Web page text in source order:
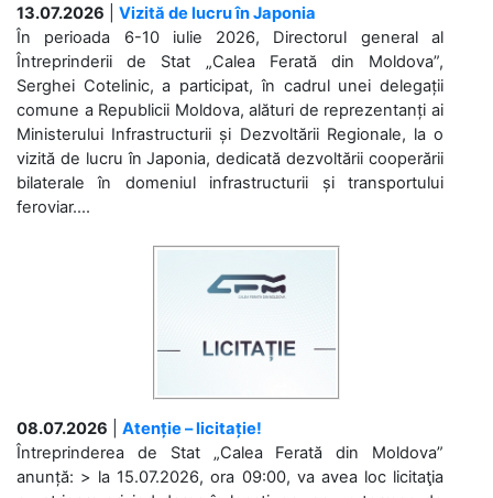
13.07.2026
Vizită de lucru în Japonia
În perioada 6-10 iulie 2026, Directorul general al
Întreprinderii de Stat „Calea Ferată din Moldova”,
Serghei Cotelinic, a participat, în cadrul unei delegații
comune a Republicii Moldova, alături de reprezentanți ai
Ministerului Infrastructurii și Dezvoltării Regionale, la o
vizită de lucru în Japonia, dedicată dezvoltării cooperării
bilaterale în domeniul infrastructurii și transportului
feroviar....
08.07.2026
Atenție – licitație!
Întreprinderea de Stat „Calea Ferată din Moldova”
anunță: > la 15.07.2026, ora 09:00, va avea loc licitaţia